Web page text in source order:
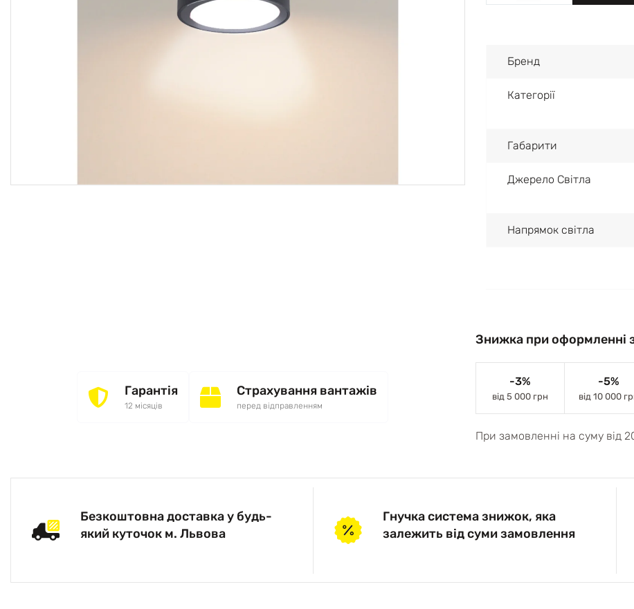
Бренд
Категорії
Габарити
Джерело Світла
Напрямок світла
Гарантія
12 місяців
Страхування вантажів
перед відправленням
Знижка при оформленні
-3%
від 5 000 грн
-5%
від 10 000
При замовленні на суму від
Безкоштовна доставка у будь-
який куточок м. Львова
Гнучка система знижок, яка
залежить від суми замовлення